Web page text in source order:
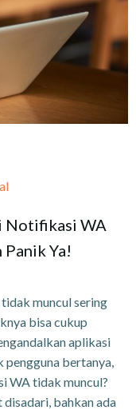
Notifikasi WA
Ya!
muncul sering
bisa cukup
aplikasi
pengguna bertanya,
WA tidak muncul?
bahkan ada